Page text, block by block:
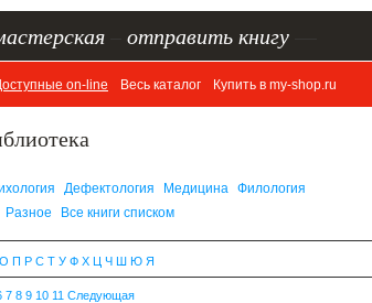
отправить книгу
on-line Весь каталог Купить в my-shop.ru
Дефектология Медицина Филология
Разное Все книги списком
О П Р С Т У Ф Х Ц Ч Ш Ю Я
7 8 9 10 11 Следующая